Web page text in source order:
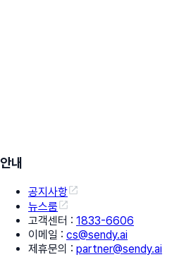
안내
공지사항
뉴스룸
고객센터 : 1833-6606
이메일 : cs@sendy.ai
제휴문의 : partner@sendy.ai